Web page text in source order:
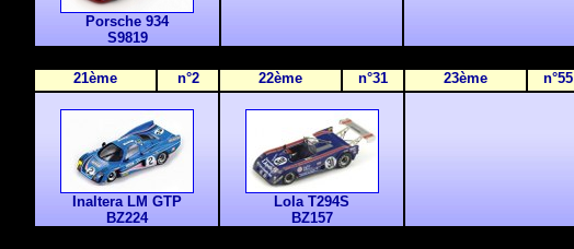
Porsche 934
S9819
21ème n°2 22ème n°31 23ème n°55
Inaltera LM GTP
BZ224
Lola T294S
BZ157